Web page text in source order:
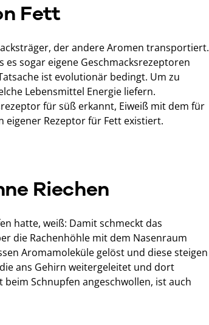
Fett
der andere Aromen transportiert.
sogar eigene Geschmacksrezeptoren
ist evolutionär bedingt. Um zu
Lebensmittel Energie liefern.
für süß erkannt, Eiweiß mit dem für
eigener Rezeptor für Fett existiert.
Riechen
hatte, weiß: Damit schmeckt das
die Rachenhöhle mit dem Nasenraum
Aromamoleküle gelöst und diese steigen
ans Gehirn weitergeleitet und dort
Schnupfen angeschwollen, ist auch